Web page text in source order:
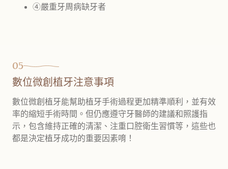
④嚴重牙周病缺牙者
05
數位微創植牙注意事項
數位微創植牙能幫助植牙手術過程更加精準順利，並有效
率的縮短手術時間。但仍應遵守牙醫師的建議和照護指
示，包含維持正確的清潔、注重口腔衛生習慣等，這些也
都是決定植牙成功的重要因素唷！